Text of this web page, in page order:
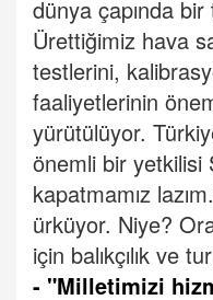
dünya çapında
Ürettiğimiz hava
testlerini,
faaliyetlerinin
yürütülüyor.
önemli bir yetkilisi
kapatmamız
ürküyor. Niye?
için balıkçılık ve
- "Milletimizi